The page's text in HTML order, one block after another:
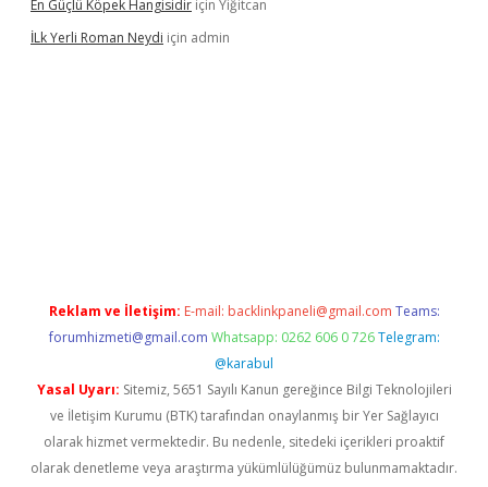
En Güçlü Köpek Hangisidir için Yiğitcan
İLk Yerli Roman Neydi için admin
Reklam ve İletişim: E-mail: backlinkpaneli@gmail.com Teams:
forumhizmeti@gmail.com Whatsapp: 0262 606 0 726 Telegram:
@karabul
Yasal Uyarı: Sitemiz, 5651 Sayılı Kanun gereğince Bilgi Teknolojileri
ve İletişim Kurumu (BTK) tarafından onaylanmış bir Yer Sağlayıcı
olarak hizmet vermektedir. Bu nedenle, sitedeki içerikleri proaktif
olarak denetleme veya araştırma yükümlülüğümüz bulunmamaktadır.